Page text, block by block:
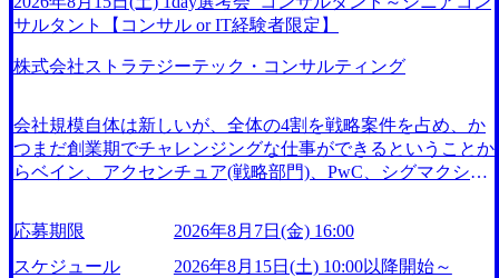
サルタント【コンサル or IT経験者限定】
株式会社ストラテジーテック・コンサルティング
会社規模自体は新しいが、全体の4割を戦略案件を占め、か
つまだ創業期でチャレンジングな仕事ができるということか
らベイン、アクセンチュア(戦略部門)、PwC、シグマクシ
続々ジョインするピュアな戦略を伸ばす新興ファーム。 事
業会社機能へ携われる可能性※SaaSプロダクト、地方創生、
メディアなど リモート比率99%、福岡や北海道在中者もい
応募期限
2026年8月7日(金) 16:00
スケジュール
2026年8月15日(土) 10:00以降開始～